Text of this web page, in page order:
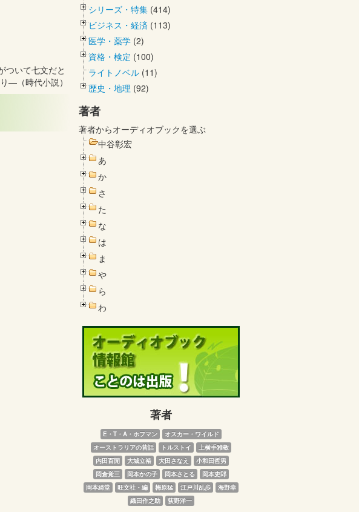
ついて七文だと
―（時代小説）
シリーズ・特集 (414)
ビジネス・経済 (113)
医学・薬学 (2)
資格・検定 (100)
ライトノベル (11)
歴史・地理 (92)
著者
著者からオーディオブックを選ぶ
中谷彰宏
あ
か
さ
た
な
は
ま
や
ら
わ
著者
E・T・A・ホフマン
オスカー・ワイルド
オーストラリアの昔話
トルストイ
上横手雅敬
内田百閒
大城立裕 大田さなえ
小和田哲男
岡倉覚三
岡本かの子 岡本さとる
岡本吏郎
岡本綺堂
旺文社・編 梅原猛 江戸川乱歩
海野幸
織田作之助
荻野洋一